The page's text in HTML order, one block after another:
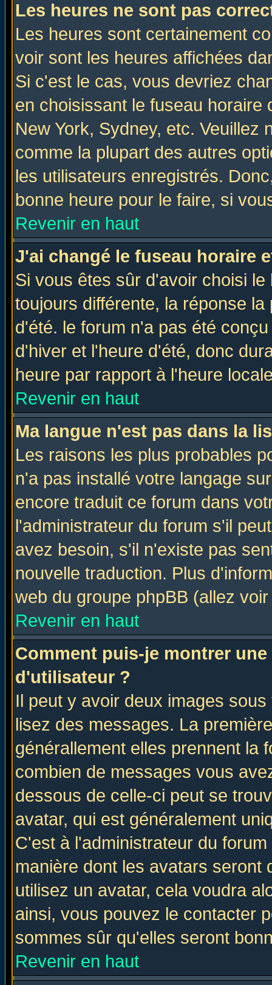
Les heures ne sont pas
Les heures sont certainement
voir sont les heures affichées
Si c'est le cas, vous devriez
en choisissant le fuseau
New York, Sydney, etc. Veuillez
comme la plupart des autres
les utilisateurs enregistrés.
bonne heure pour le faire, si
Revenir en haut
J'ai changé le fuseau horaire
Si vous êtes sûr d'avoir choisi
toujours différente, la réponse
d'été. le forum n'a pas été
d'hiver et l'heure d'été, donc
heure par rapport à l'heure
Revenir en haut
Ma langue n'est pas dans la
Les raisons les plus probables
n'a pas installé votre langage
encore traduit ce forum dans
l'administrateur du forum s'il
avez besoin, s'il n'existe pas
nouvelle traduction. Plus
web du groupe phpBB (allez
Revenir en haut
Comment puis-je montrer
d'utilisateur ?
Il peut y avoir deux images
lisez des messages. La
générallement elles prennent la
combien de messages vous
dessous de celle-ci peut se
avatar, qui est généralement
C'est à l'administrateur du
manière dont les avatars seront
utilisez un avatar, cela voudra
ainsi, vous pouvez le contacter
sommes sûr qu'elles seront
Revenir en haut